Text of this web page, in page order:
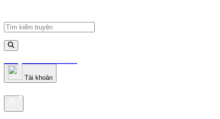
truyenfullz.com
Tài khoản
truyenfullz.com